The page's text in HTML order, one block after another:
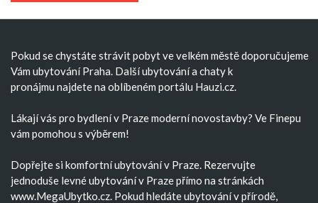
Pokud se chystáte strávit pobyt ve velkém městě doporučujeme
Vám ubytování Praha. Dalšíubytovánía chaty k
pronájmu najdete na oblíbeném portálu Hauzi.cz.
Lákají vás pro bydlení v Praze modernínovostavby? Ve Finepu
vám pomohou s výběrem!
Dopřejte si komfortníubytování v Praze. Rezervujte
jednoduše levné ubytování v Prazepřímo na stránkách
www.MegaUbytko.cz. Pokud hledáte ubytování v přírodě,